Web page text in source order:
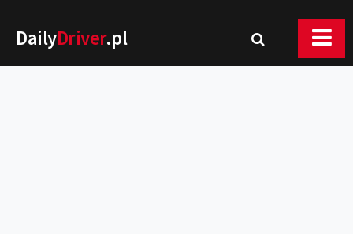
DailyDriver.pl